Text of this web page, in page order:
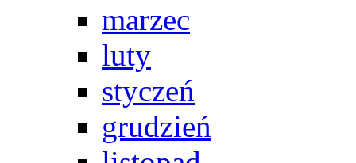
marzec
luty
styczeń
grudzień